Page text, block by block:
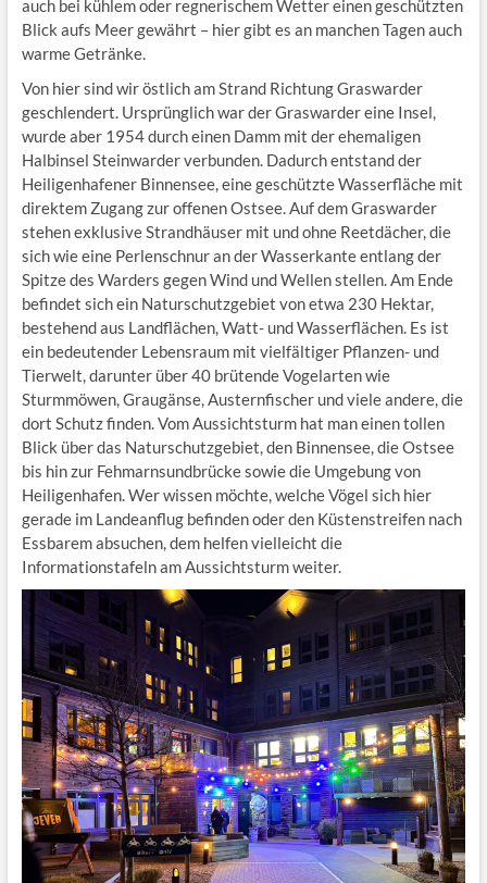
auch bei kühlem oder regnerischem Wetter einen geschützten
Blick aufs Meer gewährt – hier gibt es an manchen Tagen auch
warme Getränke.
Von hier sind wir östlich am Strand Richtung Graswarder
geschlendert. Ursprünglich war der Graswarder eine Insel,
wurde aber 1954 durch einen Damm mit der ehemaligen
Halbinsel Steinwarder verbunden. Dadurch entstand der
Heiligenhafener Binnensee, eine geschützte Wasserfläche mit
direktem Zugang zur offenen Ostsee. Auf dem Graswarder
stehen exklusive Strandhäuser mit und ohne Reetdächer, die
sich wie eine Perlenschnur an der Wasserkante entlang der
Spitze des Warders gegen Wind und Wellen stellen. Am Ende
befindet sich ein Naturschutzgebiet von etwa 230 Hektar,
bestehend aus Landflächen, Watt- und Wasserflächen. Es ist
ein bedeutender Lebensraum mit vielfältiger Pflanzen- und
Tierwelt, darunter über 40 brütende Vogelarten wie
Sturmmöwen, Graugänse, Austernfischer und viele andere, die
dort Schutz finden. Vom Aussichtsturm hat man einen tollen
Blick über das Naturschutzgebiet, den Binnensee, die Ostsee
bis hin zur Fehmarnsundbrücke sowie die Umgebung von
Heiligenhafen. Wer wissen möchte, welche Vögel sich hier
gerade im Landeanflug befinden oder den Küstenstreifen nach
Essbarem absuchen, dem helfen vielleicht die
Informationstafeln am Aussichtsturm weiter.